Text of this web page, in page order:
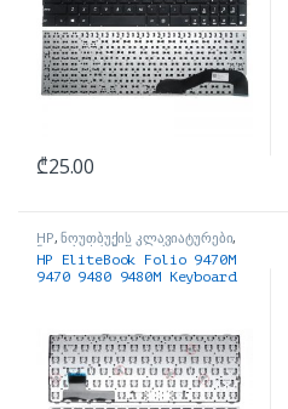
₾25.00
HP,ნოუთბუქის კლავიატურები,
ნოუთბუქის ნაწილები და
აქსესუარები
HP EliteBook Folio 9470M
9470 9480 9480M Keyboard